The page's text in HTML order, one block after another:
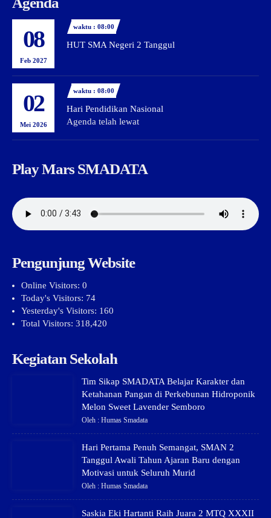
08
Feb 2027
waktu : 08:00
HUT SMA Negeri 2 Tanggul
02
Mei 2026
waktu : 08:00
Hari Pendidikan Nasional
Agenda telah lewat
Play Mars SMADATA
Pengunjung Website
Online Visitors: 0
Today's Visitors: 74
Yesterday's Visitors: 160
Total Visitors: 318,420
Kegiatan Sekolah
Tim Sikap SMADATA Belajar Karakter dan
Ketahanan Pangan di Perkebunan Hidroponik
Melon Sweet Lavender Semboro
Oleh : Humas Smadata
Hari Pertama Penuh Semangat, SMAN 2
Tanggul Awali Tahun Ajaran Baru dengan
Motivasi untuk Seluruh Murid
Oleh : Humas Smadata
Saskia Eki Hartanti Raih Juara 2 MTQ XXXII